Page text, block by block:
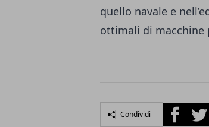
quello navale e
ottimali di macchine
Condividi Facebook